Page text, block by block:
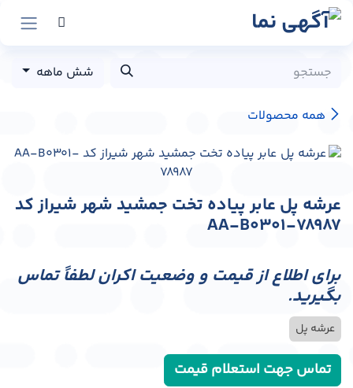
پرش به محتوا
همه محصولات
شش ماهه
عرشه پل عابر پیاده تخت جمشید شهر شیراز کد
AA-B0301-78987
برای اطلاع از قیمت و وضعیت اکران لطفاً تماس
بگیرید.
عرشه پل
تماس جهت استعلام قیمت